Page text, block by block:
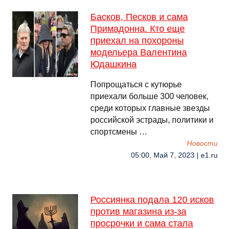
Басков, Песков и сама
Примадонна. Кто еще
приехал на похороны
модельера Валентина
Юдашкина
Попрощаться с кутюрье
приехали больше 300 человек,
среди которых главные звезды
российской эстрады, политики и
спортсмены …
Новости
05:00, Май 7, 2023 | e1.ru
Россиянка подала 120 исков
против магазина из-за
просрочки и сама стала